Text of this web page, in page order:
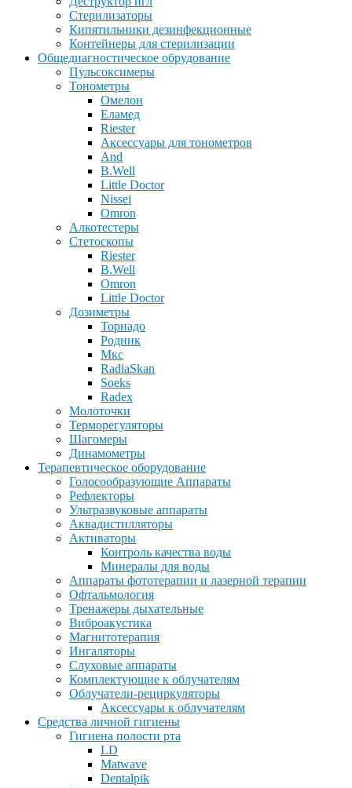
Стерилизаторы
Кипятильники дезинфекционные
Контейнеры для стерилизации
Общедиагностическое обрудование
Пульсоксимеры
Тонометры
Омелон
Еламед
Riester
Аксессуары для тонометров
And
B.Well
Little Doctor
Nissei
Omron
Алкотестеры
Стетоскопы
Riester
B.Well
Omron
Little Doctor
Дозиметры
Торнадо
Родник
Мкс
RadiaSkan
Soeks
Radex
Молоточки
Терморегуляторы
Шагомеры
Динамометры
Терапевтическое оборудование
Голосообразующие Аппараты
Рефлекторы
Ультразвуковые аппараты
Аквадистилляторы
Активаторы
Контроль качества воды
Минералы для воды
Аппараты фототерапии и лазерной терапии
Офтальмология
Тренажеры дыхательные
Виброакустика
Магнитотерапия
Ингаляторы
Слуховые аппараты
Комплектующие к облучателям
Облучатели-рециркуляторы
Аксессуары к облучателям
Средства личной гигиены
Гигиена полости рта
LD
Matwave
Dentalpik